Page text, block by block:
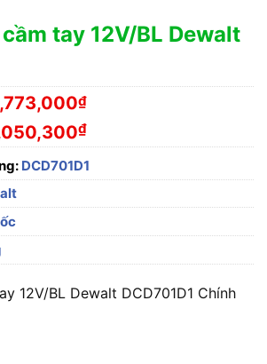
tay 12V/BL Dewalt
₫
₫
DCD701D1
12V/BL Dewalt DCD701D1 Chính
BL Dewalt DCD701D1 số lượng